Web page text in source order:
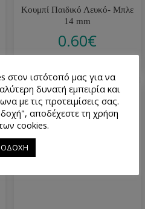
Κουμπί Παιδικό Λευκό- Μπλε
14 mm
0.60€
στον ιστότοπό μας για να
δυνατή εμπειρία και
με τις προτειμίσεις σας.
αποδέχεστε τη χρήση
cookies.